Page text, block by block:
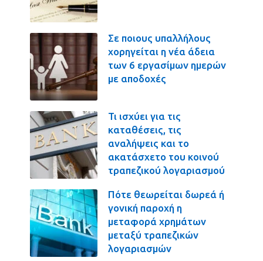
Σε ποιους υπαλλήλους
χορηγείται η νέα άδεια
των 6 εργασίμων ημερών
με αποδοχές
Τι ισχύει για τις
καταθέσεις, τις
αναλήψεις και το
ακατάσχετο του κοινού
τραπεζικού λογαριασμού
Πότε θεωρείται δωρεά ή
γονική παροχή η
μεταφορά χρημάτων
μεταξύ τραπεζικών
λογαριασμών